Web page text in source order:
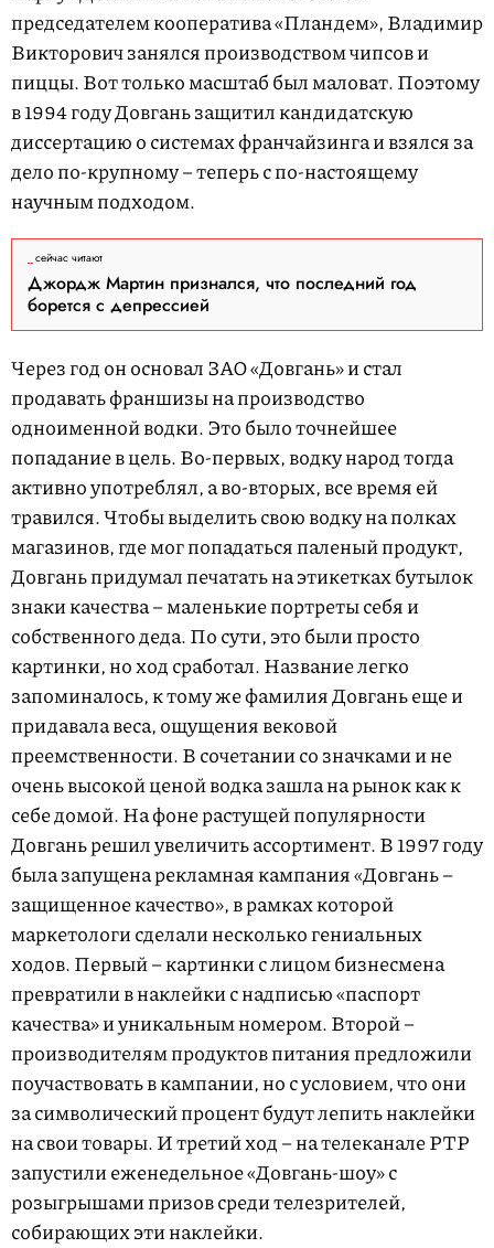
председателем кооператива «Пландем», Владимир
Викторович занялся производством чипсов и
пиццы. Вот только масштаб был маловат. Поэтому
в 1994 году Довгань защитил кандидатскую
диссертацию о системах франчайзинга и взялся за
дело по-крупному – теперь с по-настоящему
научным подходом.
сейчас читают
Джордж Мартин признался, что последний год
борется с депрессией
Через год он основал ЗАО «Довгань» и стал
продавать франшизы на производство
одноименной водки. Это было точнейшее
попадание в цель. Во-первых, водку народ тогда
активно употреблял, а во-вторых, все время ей
травился. Чтобы выделить свою водку на полках
магазинов, где мог попадаться паленый продукт,
Довгань придумал печатать на этикетках бутылок
знаки качества – маленькие портреты себя и
собственного деда. По сути, это были просто
картинки, но ход сработал. Название легко
запоминалось, к тому же фамилия Довгань еще и
придавала веса, ощущения вековой
преемственности. В сочетании со значками и не
очень высокой ценой водка зашла на рынок как к
себе домой. На фоне растущей популярности
Довгань решил увеличить ассортимент. В 1997 году
была запущена рекламная кампания «Довгань –
защищенное качество», в рамках которой
маркетологи сделали несколько гениальных
ходов. Первый – картинки с лицом бизнесмена
превратили в наклейки с надписью «паспорт
качества» и уникальным номером. Второй –
производителям продуктов питания предложили
поучаствовать в кампании, но с условием, что они
за символический процент будут лепить наклейки
на свои товары. И третий ход – на телеканале РТР
запустили еженедельное «Довгань-шоу» с
розыгрышами призов среди телезрителей,
собирающих эти наклейки.